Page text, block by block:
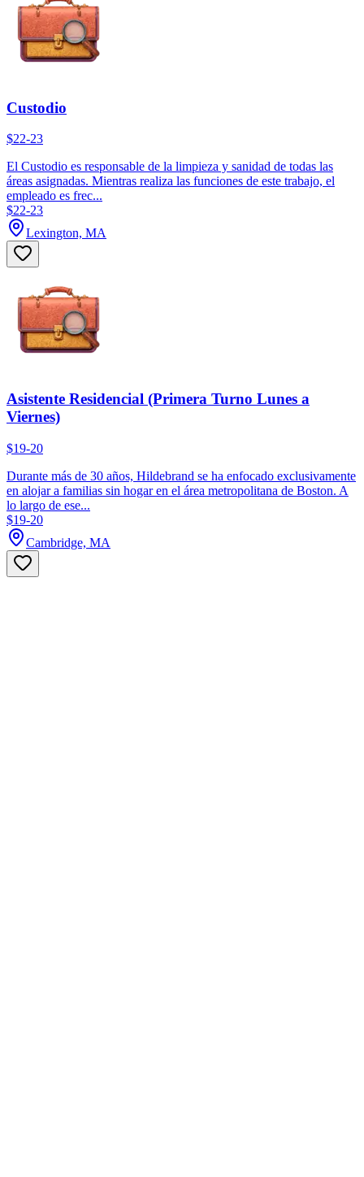
Custodio
$22-23
El Custodio es responsable de la limpieza y sanidad de todas las
áreas asignadas. Mientras realiza las funciones de este trabajo, el
empleado es frec...
$22-23
Lexington, MA
Asistente Residencial (Primera Turno Lunes a
Viernes)
$19-20
Durante más de 30 años, Hildebrand se ha enfocado exclusivamente
en alojar a familias sin hogar en el área metropolitana de Boston. A
lo largo de ese...
$19-20
Cambridge, MA